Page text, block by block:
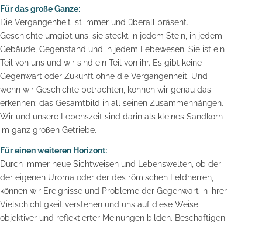
Für das große Ganze:
Die Vergangenheit ist immer und überall präsent.
Geschichte umgibt uns, sie steckt in jedem Stein, in jedem
Gebäude, Gegenstand und in jedem Lebewesen. Sie ist ein
Teil von uns und wir sind ein Teil von ihr. Es gibt keine
Gegenwart oder Zukunft ohne die Vergangenheit. Und
wenn wir Geschichte betrachten, können wir genau das
erkennen: das Gesamtbild in all seinen Zusammenhängen.
Wir und unsere Lebenszeit sind darin als kleines Sandkorn
im ganz großen Getriebe.
Für einen weiteren Horizont:
Durch immer neue Sichtweisen und Lebenswelten, ob der
der eigenen Uroma oder der des römischen Feldherren,
können wir Ereignisse und Probleme der Gegenwart in ihrer
Vielschichtigkeit verstehen und uns auf diese Weise
objektiver und reflektierter Meinungen bilden. Beschäftigen